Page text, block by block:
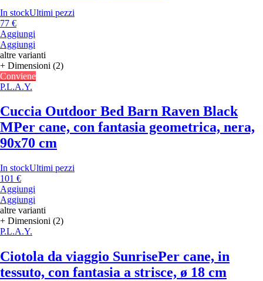
In stockUltimi pezzi
77 €
Aggiungi
Aggiungi
altre varianti
+ Dimensioni (2)
Conviene
P.L.A.Y.
Cuccia Outdoor Bed Barn Raven Black
MPer cane, con fantasia geometrica, nera,
90x70 cm
In stockUltimi pezzi
101 €
Aggiungi
Aggiungi
altre varianti
+ Dimensioni (2)
P.L.A.Y.
Ciotola da viaggio SunrisePer cane, in
tessuto, con fantasia a strisce, ø 18 cm